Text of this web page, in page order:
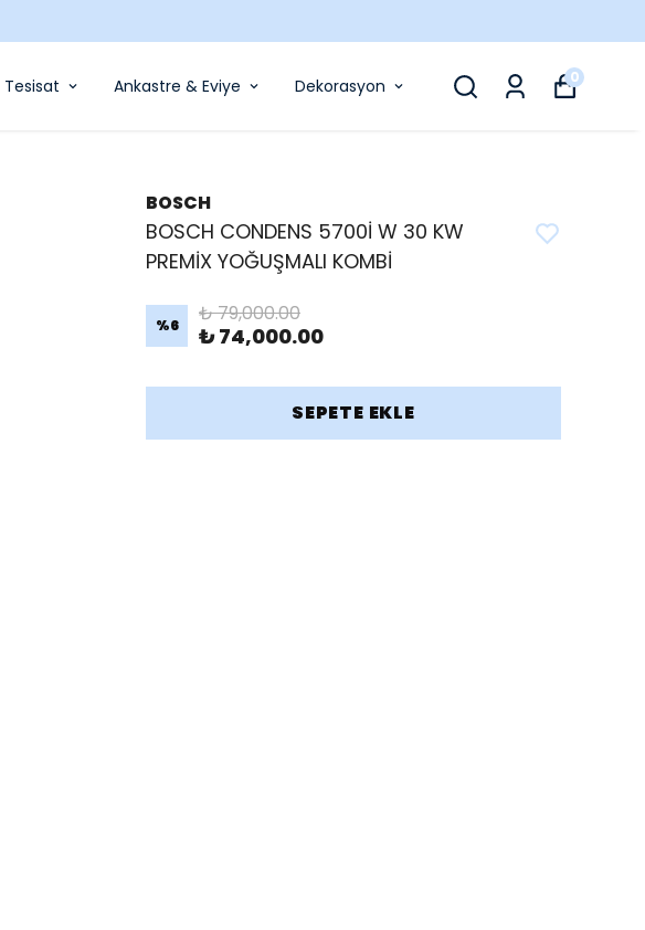
Tesisat Ankastre & Eviye Dekorasyon 0
BOSCH
BOSCH CONDENS 5700İ W 30 KW
PREMİX YOĞUŞMALI KOMBİ
%6 ₺ 79,000.00
₺ 74,000.00
SEPETE EKLE